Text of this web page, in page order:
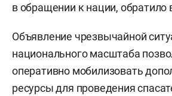
в обращении к нации,
Объявление чрезвычайной
национального масштаба
оперативно мобилизовать
ресурсы для проведения